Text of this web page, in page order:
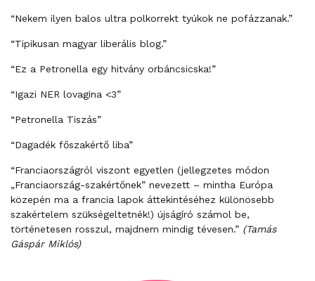
“Nekem ilyen balos ultra polkorrekt tyúkok ne pofázzanak.”
“Tipikusan magyar liberális blog.”
“Ez a Petronella egy hitvány orbáncsicska!”
“Igazi NER lovagina <3”
“Petronella Tiszás”
“Dagadék főszakértő liba”
“Franciaországról viszont egyetlen (jellegzetes módon
„Franciaország-szakértőnek” nevezett – mintha Európa
közepén ma a francia lapok áttekintéséhez különösebb
szakértelem szükségeltetnék!) újságíró számol be,
történetesen rosszul, majdnem mindig tévesen.” (Tamás
Gáspár Miklós)